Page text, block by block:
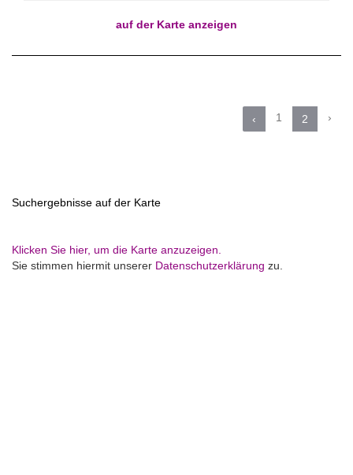
auf der Karte anzeigen
‹ 1 2 ›
Suchergebnisse auf der Karte
Klicken Sie hier, um die Karte anzuzeigen.
Sie stimmen hiermit unserer Datenschutzerklärung zu.